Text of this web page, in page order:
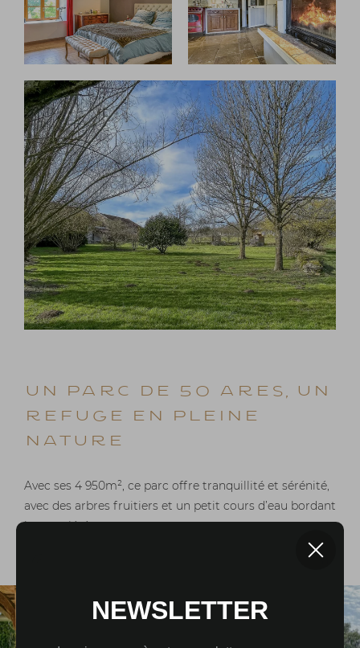
UN PARC DE 50 ARES, UN
REFUGE EN PLEINE
NATURE
Avec ses 4 950m², ce parc offre tranquillité et sérénité,
avec des arbres fruitiers et un petit cours d’eau bordant